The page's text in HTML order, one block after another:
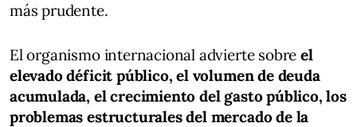
más prudente.
El organismo internacional advierte sobreel
elevado déficit público, el volumen de deuda
acumulada, el crecimiento del gasto público, los
problemas estructurales del mercado de la